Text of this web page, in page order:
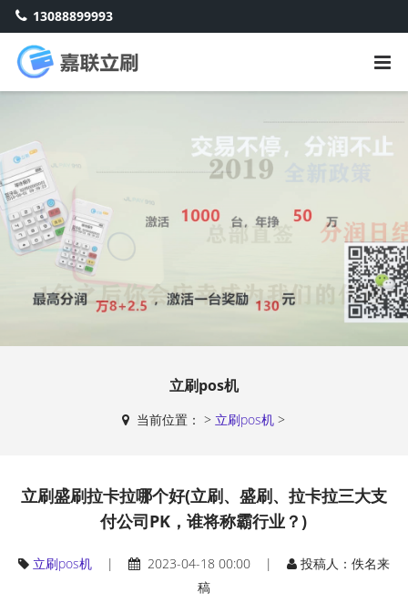
13088899993
立刷pos机
当前位置：> 立刷pos机 >
立刷盛刷拉卡拉哪个好(立刷、盛刷、拉卡拉三大支
付公司PK，谁将称霸行业？)
立刷pos机| 2023-04-18 00:00 |
投稿人：佚名来
稿